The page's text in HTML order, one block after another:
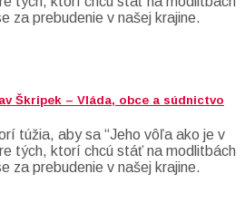
za prebudenie v našej krajine.
Škripek – Vláda, obce a súdnictvo
túžia, aby sa “Jeho vôľa ako je v
tých, ktorí chcú stáť na modlitbách
za prebudenie v našej krajine.